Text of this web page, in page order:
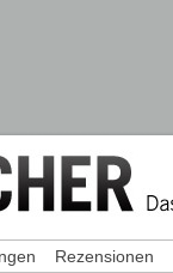
Rezensionen